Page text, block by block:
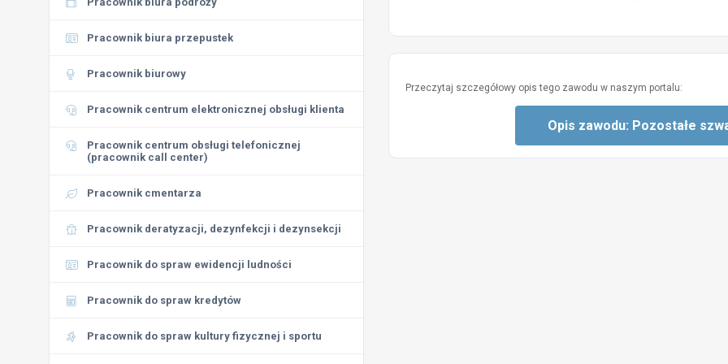
Pracownik biura przepustek
Pracownik biurowy
Pracownik centrum elektronicznej obsługi klienta
Pracownik centrum obsługi telefonicznej
(pracownik call center)
Pracownik cmentarza
Pracownik deratyzacji, dezynfekcji i dezynsekcji
Pracownik do spraw ewidencji ludności
Pracownik do spraw kredytów
Pracownik do spraw kultury fizycznej i sportu
Przeczytaj szczegółowy opis tego zawodu w naszym portalu:
Opis zawodu: Pozostałe